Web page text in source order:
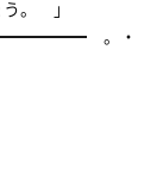
う。 」
。・